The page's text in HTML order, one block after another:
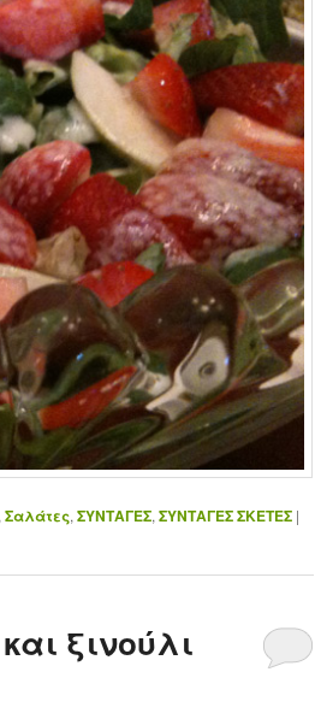
Σαλάτες, ΣΥΝΤΑΓΕΣ, ΣΥΝΤΑΓΕΣ ΣΚΕΤΕΣ |
ξινούλι